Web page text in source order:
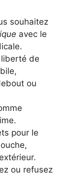
souhaitez
avec le
de
ou
pour le
ou refusez